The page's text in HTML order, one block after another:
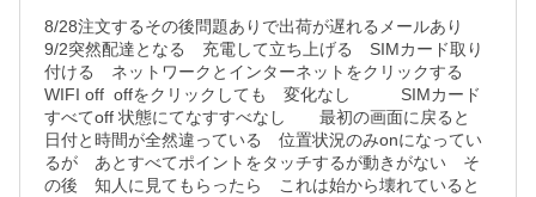
8/28注文するその後問題ありで出荷が遅れるメールあり
9/2突然配達となる　充電して立ち上げる　SIMカード取り
付ける　ネットワークとインターネットをクリックする
WIFI off  offをクリックしても　変化なし　　　SIMカード
すべてoff 状態にてなすすべなし　　最初の画面に戻ると
日付と時間が全然違っている　位置状況のみonになってい
るが　あとすべてポイントをタッチするが動きがない　そ
の後　知人に見てもらったら　これは始から壊れていると